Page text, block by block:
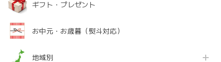
ギフト・プレゼント
お中元・お歳暮（熨斗対応）
地域別